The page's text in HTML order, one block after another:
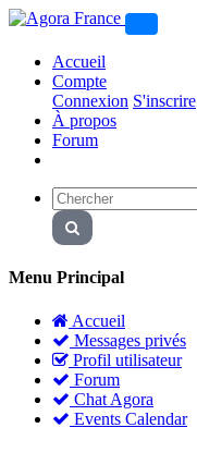
Accueil
Compte
Connexion S'inscrire
À propos
Forum
Menu Principal
Accueil
Messages privés
Profil utilisateur
Forum
Chat Agora
Events Calendar